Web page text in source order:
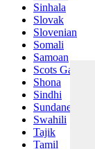
Sinhala
Slovak
Slovenian
Somali
Samoan
Scots Gaelic
Shona
Sindhi
Sundanese
Swahili
Tajik
Tamil